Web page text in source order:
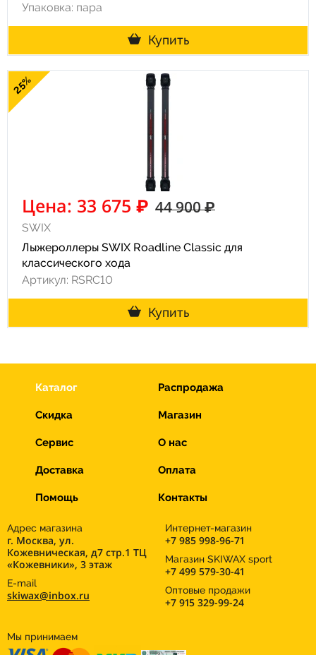
Упаковка: пара
Купить
25%
Цена: 33 675 ₽ 44 900 ₽
SWIX
Лыжероллеры SWIX Roadline Classic для
классического хода
Артикул: RSRC10
Купить
Каталог Распродажа
Скидка Магазин
Сервис О нас
Доставка Оплата
Помощь Контакты
Адрес магазина
г. Москва, ул.
Кожевническая, д7 стр.1 ТЦ
«Кожевники», 3 этаж
E-mail
skiwax@inbox.ru
Интернет-магазин
+7 985 998-96-71
Магазин SKIWAX sport
+7 499 579-30-41
Оптовые продажи
+7 915 329-99-24
Мы принимаем